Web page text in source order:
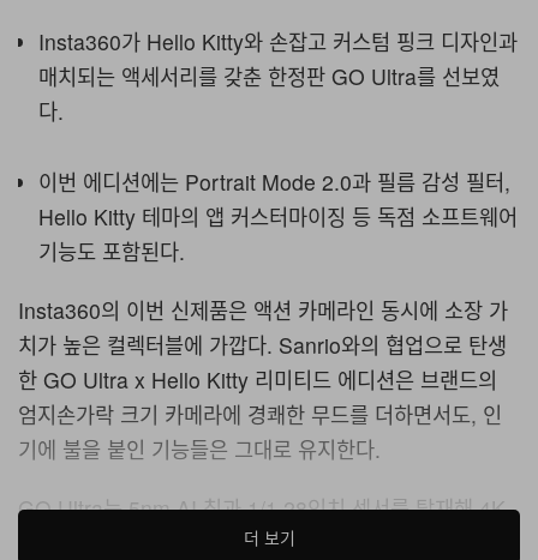
Insta360가 Hello Kitty와 손잡고 커스텀 핑크 디자인과
매치되는 액세서리를 갖춘 한정판 GO Ultra를 선보였
다.
이번 에디션에는 Portrait Mode 2.0과 필름 감성 필터,
Hello Kitty 테마의 앱 커스터마이징 등 독점 소프트웨어
기능도 포함된다.
Insta360의 이번 신제품은 액션 카메라인 동시에 소장 가
치가 높은 컬렉터블에 가깝다. Sanrio와의 협업으로 탄생
한 GO Ultra x Hello Kitty 리미티드 에디션은 브랜드의
엄지손가락 크기 카메라에 경쾌한 무드를 더하면서도, 인
기에 불을 붙인 기능들은 그대로 유지한다.
GO Ultra는 5nm AI 칩과 1/1.28인치 센서를 탑재해 4K
영상과 156도 초광각 화각을 구현한다. 마그넷 구조로 설
더 보기